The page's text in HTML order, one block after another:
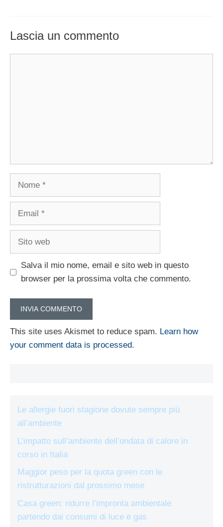
Lascia un commento
Nome
Email
Sito
Salva il mio nome, email e sito web in questo
browser per la prossima volta che commento.
This site uses Akismet to reduce spam. Learn how
your comment data is processed.
Le allergie fuori stagione dovute sempre più
all’ambiente
L’impatto sull’ambiente dell’ondata di calore in
corso in Italia
Maggior peso per la quota green con le
ristrutturazioni dal prossimo mese
Casa green: ridurre l’impronta ambientale
partendo dai consumi di luce e gas